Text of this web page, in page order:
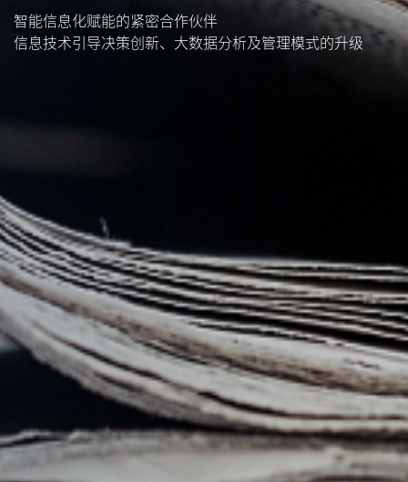
智能信息化赋能的紧密合作伙伴
信息技术引导决策创新、大数据分析及管理模式的升级